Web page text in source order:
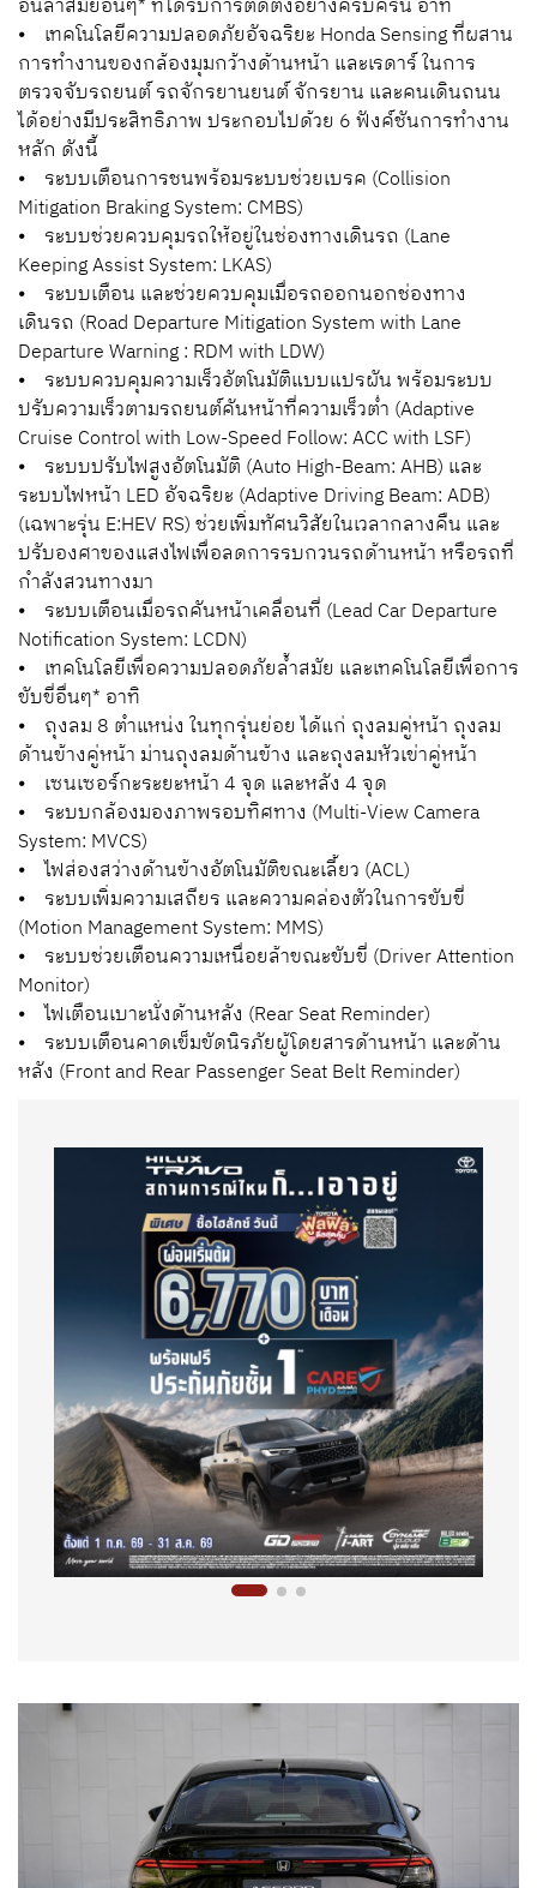
อันล้ำสมัยอื่นๆ* ที่ได้รับการติดตั้งอย่างครบครัน อาทิ
⦁ เทคโนโลยีความปลอดภัยอัจฉริยะ Honda Sensing ที่ผสาน
การทำงานของกล้องมุมกว้างด้านหน้า และเรดาร์ ในการ
ตรวจจับรถยนต์ รถจักรยานยนต์ จักรยาน และคนเดินถนน
ได้อย่างมีประสิทธิภาพ ประกอบไปด้วย 6 ฟังค์ชันการทำงาน
หลัก ดังนี้
⦁ ระบบเตือนการชนพร้อมระบบช่วยเบรค (Collision
Mitigation Braking System: CMBS)
⦁ ระบบช่วยควบคุมรถให้อยู่ในช่องทางเดินรถ (Lane
Keeping Assist System: LKAS)
⦁ ระบบเตือน และช่วยควบคุมเมื่อรถออกนอกช่องทาง
เดินรถ (Road Departure Mitigation System with Lane
Departure Warning : RDM with LDW)
⦁ ระบบควบคุมความเร็วอัตโนมัติแบบแปรผัน พร้อมระบบ
ปรับความเร็วตามรถยนต์คันหน้าที่ความเร็วต่ำ (Adaptive
Cruise Control with Low-Speed Follow: ACC with LSF)
⦁ ระบบปรับไฟสูงอัตโนมัติ (Auto High-Beam: AHB) และ
ระบบไฟหน้า LED อัจฉริยะ (Adaptive Driving Beam: ADB)
(เฉพาะรุ่น E:HEV RS) ช่วยเพิ่มทัศนวิสัยในเวลากลางคืน และ
ปรับองศาของแสงไฟเพื่อลดการรบกวนรถด้านหน้า หรือรถที่
กำลังสวนทางมา
⦁ ระบบเตือนเมื่อรถคันหน้าเคลื่อนที่ (Lead Car Departure
Notification System: LCDN)
⦁ เทคโนโลยีเพื่อความปลอดภัยล้ำสมัย และเทคโนโลยีเพื่อการ
ขับขี่อื่นๆ* อาทิ
⦁ ถุงลม 8 ตำแหน่ง ในทุกรุ่นย่อย ได้แก่ ถุงลมคู่หน้า ถุงลม
ด้านข้างคู่หน้า ม่านถุงลมด้านข้าง และถุงลมหัวเข่าคู่หน้า
⦁ เซนเซอร์กะระยะหน้า 4 จุด และหลัง 4 จุด
⦁ ระบบกล้องมองภาพรอบทิศทาง (Multi-View Camera
System: MVCS)
⦁ ไฟส่องสว่างด้านข้างอัตโนมัติขณะเลี้ยว (ACL)
⦁ ระบบเพิ่มความเสถียร และความคล่องตัวในการขับขี่
(Motion Management System: MMS)
⦁ ระบบช่วยเตือนความเหนื่อยล้าขณะขับขี่ (Driver Attention
Monitor)
⦁ ไฟเตือนเบาะนั่งด้านหลัง (Rear Seat Reminder)
⦁ ระบบเตือนคาดเข็มขัดนิรภัยผู้โดยสารด้านหน้า และด้าน
หลัง (Front and Rear Passenger Seat Belt Reminder)